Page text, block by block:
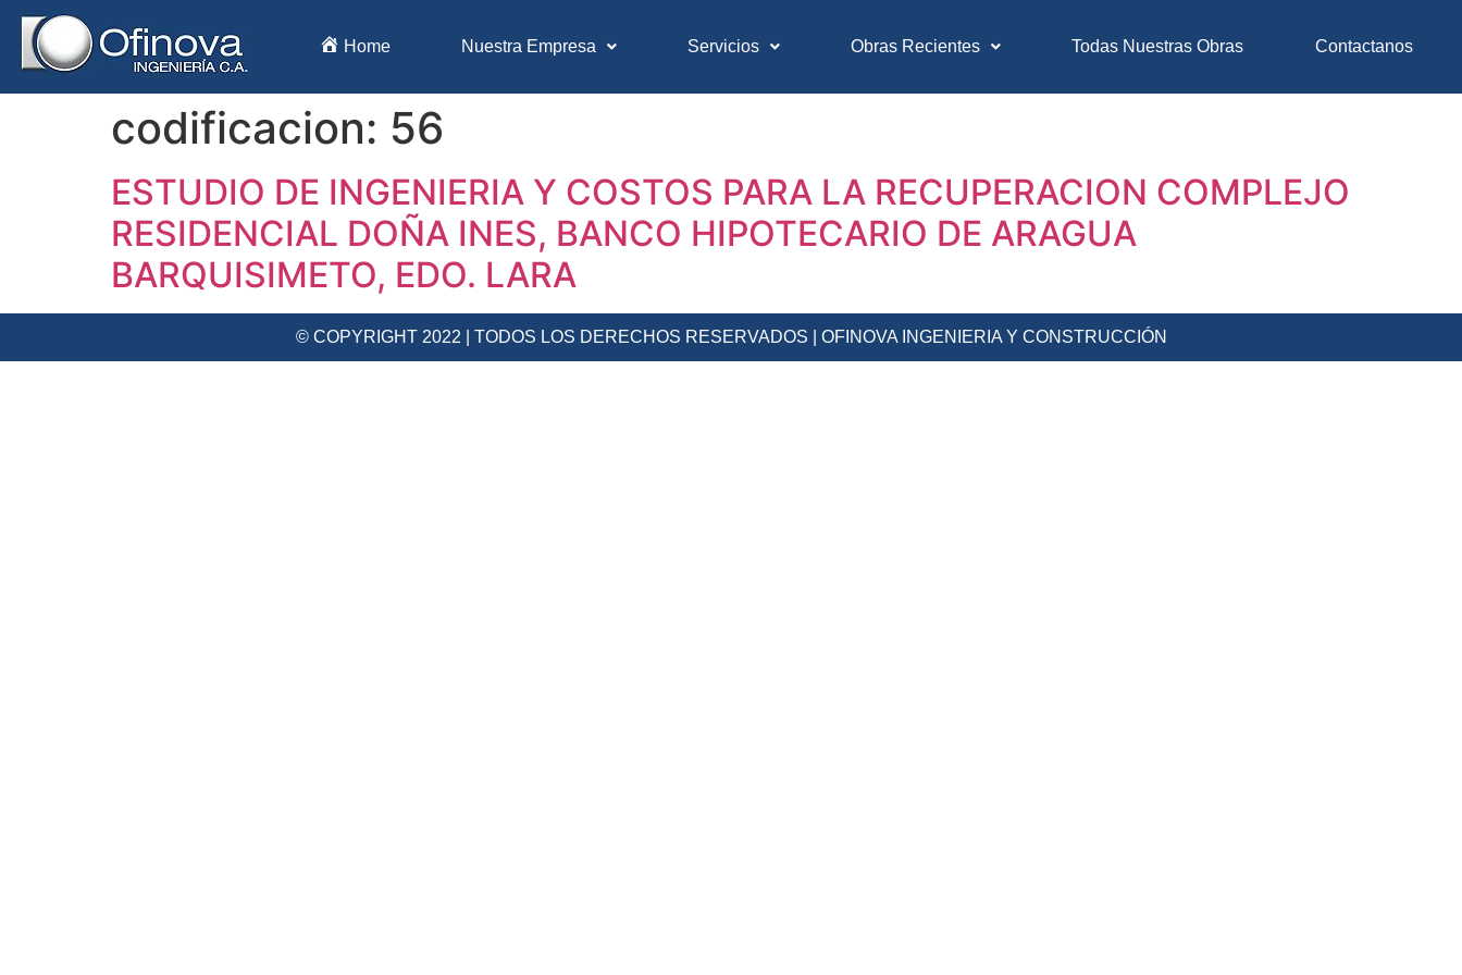
Home Nuestra Empresa Servicios Obras Recientes Todas Nuestras Obras Contactanos
codificacion: 56
ESTUDIO DE INGENIERIA Y COSTOS PARA LA RECUPERACION COMPLEJO
RESIDENCIAL DOÑA INES, BANCO HIPOTECARIO DE ARAGUA
BARQUISIMETO, EDO. LARA
© COPYRIGHT 2022 | TODOS LOS DERECHOS RESERVADOS | OFINOVA INGENIERIA Y CONSTRUCCIÓN